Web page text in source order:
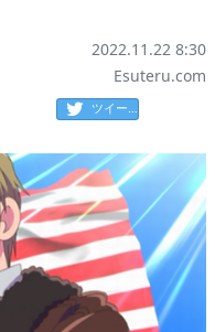
2022.11.22 8:30
Esuteru.com
ツイート